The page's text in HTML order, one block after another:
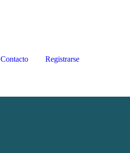
Contacto Registrarse